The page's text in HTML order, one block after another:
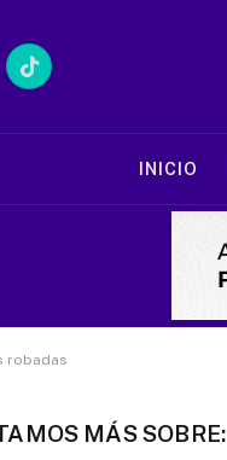
TikTok
INICIO
robadas
MÁS SOBRE: